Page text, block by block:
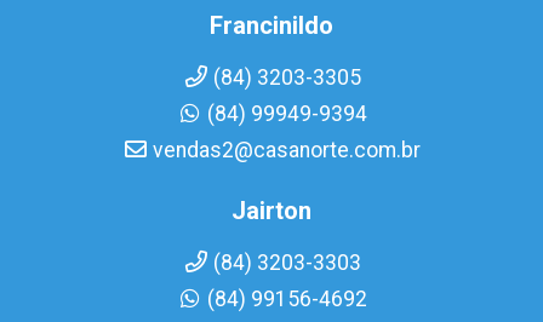
Francinildo
(84) 3203-3305
(84) 99949-9394
vendas2@casanorte.com.br
Jairton
(84) 3203-3303
(84) 99156-4692